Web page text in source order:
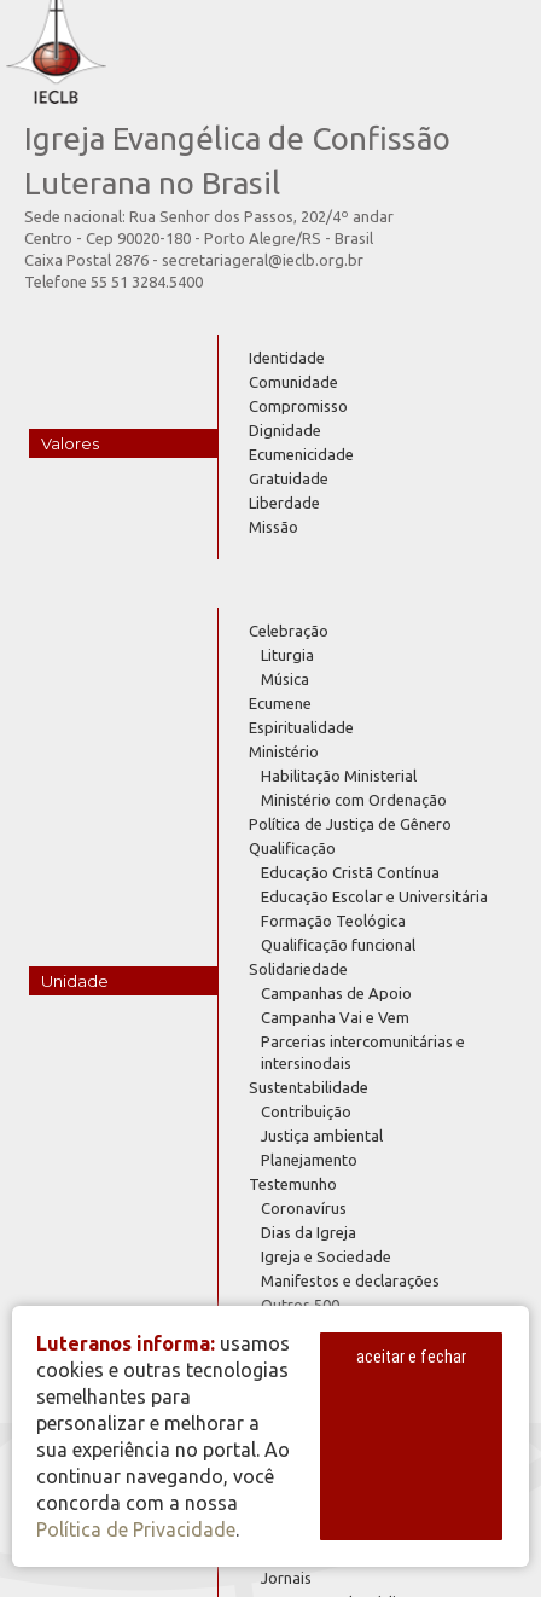
Igreja Evangélica de Confissão
Luterana no Brasil
Sede nacional: Rua Senhor dos Passos, 202/4º andar
Centro - Cep 90020-180 - Porto Alegre/RS - Brasil
Caixa Postal 2876 - secretariageral@ieclb.org.br
Telefone 55 51 3284.5400
Valores
Identidade
Comunidade
Compromisso
Dignidade
Ecumenicidade
Gratuidade
Liberdade
Missão
Unidade
Celebração
Liturgia
Música
Ecumene
Espiritualidade
Ministério
Habilitação Ministerial
Ministério com Ordenação
Política de Justiça de Gênero
Qualificação
Educação Cristã Contínua
Educação Escolar e Universitária
Formação Teológica
Qualificação funcional
Solidariedade
Campanhas de Apoio
Campanha Vai e Vem
Parcerias intercomunitárias e
intersinodais
Sustentabilidade
Contribuição
Justiça ambiental
Planejamento
Testemunho
Coronavírus
Dias da Igreja
Igreja e Sociedade
Manifestos e declarações
Outros 500
Tema do Ano
Diversidade de gênero
Homens
Mulheres
Jornais
Luteranos informa: usamos
cookies e outras tecnologias
semelhantes para
personalizar e melhorar a
sua experiência no portal. Ao
continuar navegando, você
concorda com a nossa
Política de Privacidade.
aceitar e fechar